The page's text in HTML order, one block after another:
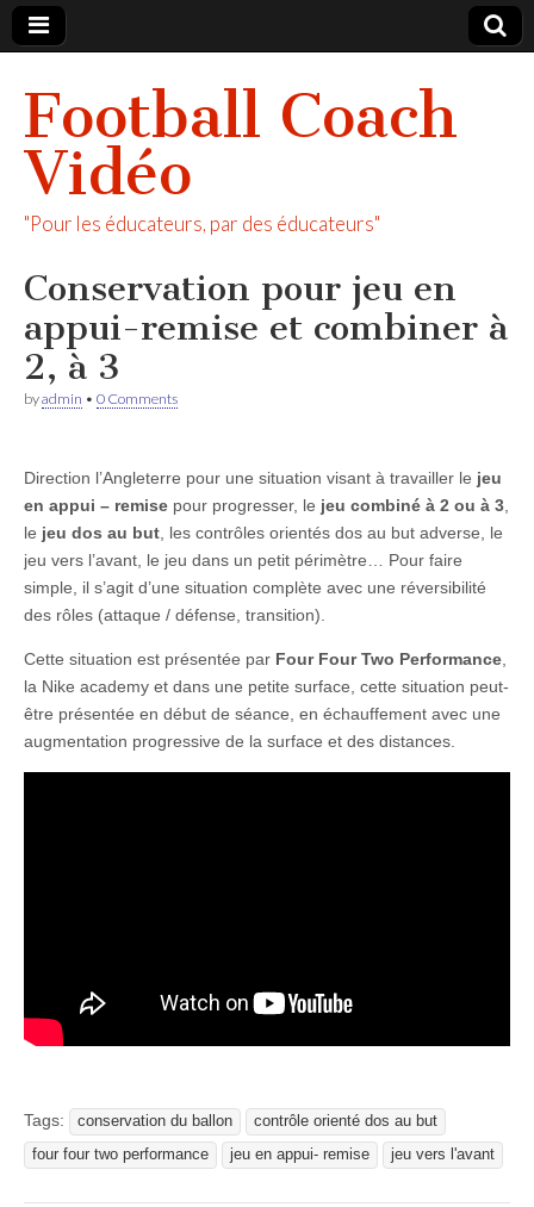
Football Coach
Vidéo
"Pour les éducateurs, par des éducateurs"
Conservation pour jeu en
appui-remise et combiner à
2, à 3
byadmin • 0 Comments
Direction l’Angleterre pour une situation visant à travailler le jeu
en appui – remise pour progresser, le jeu combiné à 2 ou à 3
le jeu dos au but , les contrôles orientés dos au but adverse, le
jeu vers l’avant, le jeu dans un petit périmètre… Pour faire
simple, il s’agit d’une situation complète avec une réversibilité
des rôles (attaque / défense, transition).
Cette situation est présentée par Four Four Two Performance
la Nike academy et dans une petite surface, cette situation peut-
être présentée en début de séance, en échauffement avec une
augmentation progressive de la surface et des distances.
Tags: conservation du ballon
contrôle orienté dos au but
four four two performance
jeu en appui- remise jeu vers l'avant